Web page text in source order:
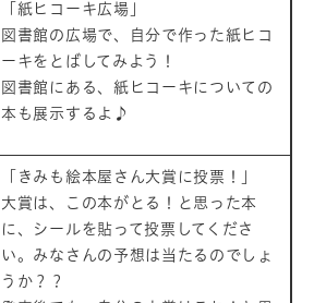
「紙ヒコーキ広場」
図書館の広場で、自分で作った紙ヒコ
ーキをとばしてみよう！
図書館にある、紙ヒコーキについての
本も展示するよ♪
「きみも絵本屋さん大賞に投票！」
大賞は、この本がとる！と思った本
に、シールを貼って投票してくださ
い。みなさんの予想は当たるのでしょ
うか？？